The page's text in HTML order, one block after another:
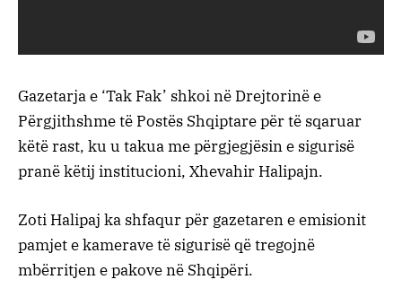
Gazetarja e ‘Tak Fak’ shkoi në Drejtorinë e
Përgjithshme të Postës Shqiptare për të sqaruar
këtë rast, ku u takua me përgjegjësin e sigurisë
pranë këtij institucioni, Xhevahir Halipajn.
Zoti Halipaj ka shfaqur për gazetaren e emisionit
pamjet e kamerave të sigurisë që tregojnë
mbërritjen e pakove në Shqipëri.